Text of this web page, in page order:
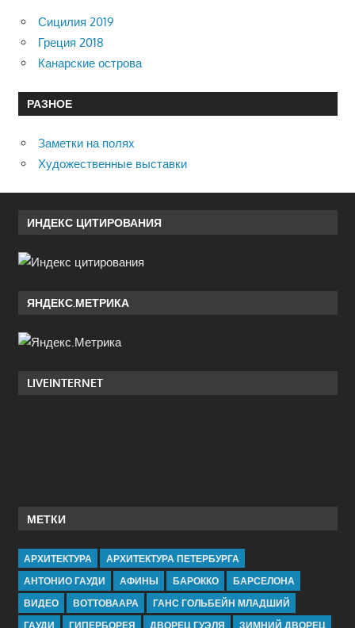
Сицилия 2019
Греция 2018
Канарские острова
РАЗНОЕ
Заметки на полях
Художественные выставки
ИНДЕКС ЦИТИРОВАНИЯ
ЯНДЕКС.МЕТРИКА
LIVEINTERNET
МЕТКИ
АРХИТЕКТУРА
АРХИТЕКТУРА ПЕТЕРБУРГА
АНТОНИО ГАУДИ
АФИНЫ БАРОККО
БАРСЕЛОНА
ВИДЕО
ВОТТОВААРА
ГАНС ГОЛЬБЕЙН МЛАДШИЙ
ГАУДИ
ГИПЕРБОРЕЯ ДВОРЕЦ ГУЭЛЯ ЗИМНИЙ ДВОРЕЦ